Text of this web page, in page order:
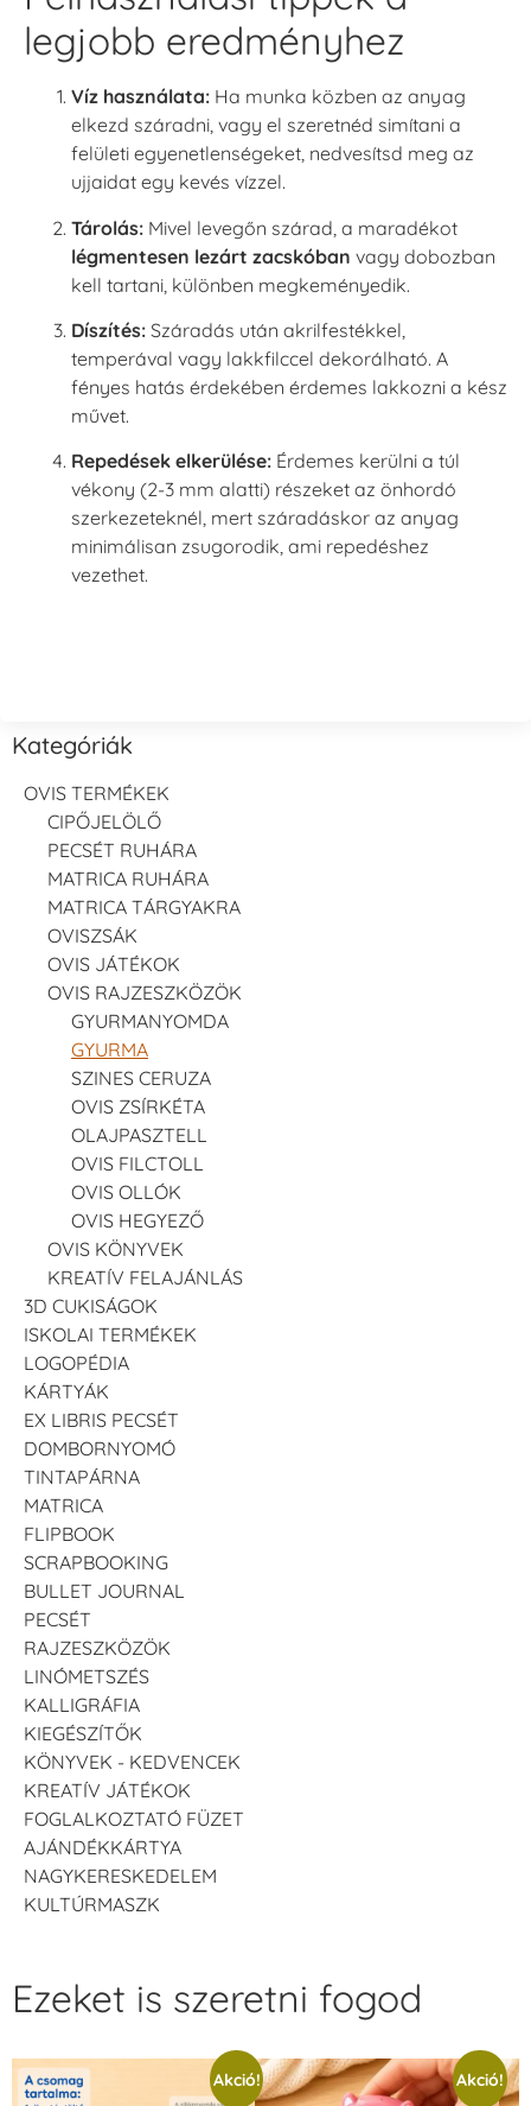
legjobb eredményhez
Víz használata: Ha munka közben az anyag
elkezd száradni, vagy el szeretnéd simítani a
felületi egyenetlenségeket, nedvesítsd meg az
ujjaidat egy kevés vízzel.
Tárolás: Mivel levegőn szárad, a maradékot
légmentesen lezárt zacskóban vagy dobozban
kell tartani, különben megkeményedik.
Díszítés: Száradás után akrilfestékkel,
temperával vagy lakkfilccel dekorálható. A
fényes hatás érdekében érdemes lakkozni a kész
művet.
Repedések elkerülése: Érdemes kerülni a túl
vékony (2-3 mm alatti) részeket az önhordó
szerkezeteknél, mert száradáskor az anyag
minimálisan zsugorodik, ami repedéshez
vezethet.
Kategóriák
OVIS TERMÉKEK
CIPŐJELÖLŐ
PECSÉT RUHÁRA
MATRICA RUHÁRA
MATRICA TÁRGYAKRA
OVISZSÁK
OVIS JÁTÉKOK
OVIS RAJZESZKÖZÖK
GYURMANYOMDA
GYURMA
SZINES CERUZA
OVIS ZSÍRKÉTA
OLAJPASZTELL
OVIS FILCTOLL
OVIS OLLÓK
OVIS HEGYEZŐ
OVIS KÖNYVEK
KREATÍV FELAJÁNLÁS
3D CUKISÁGOK
ISKOLAI TERMÉKEK
LOGOPÉDIA
KÁRTYÁK
EX LIBRIS PECSÉT
DOMBORNYOMÓ
TINTAPÁRNA
MATRICA
FLIPBOOK
SCRAPBOOKING
BULLET JOURNAL
PECSÉT
RAJZESZKÖZÖK
LINÓMETSZÉS
KALLIGRÁFIA
KIEGÉSZÍTŐK
KÖNYVEK - KEDVENCEK
KREATÍV JÁTÉKOK
FOGLALKOZTATÓ FÜZET
AJÁNDÉKKÁRTYA
NAGYKERESKEDELEM
KULTÚRMASZK
Ezeket is szeretni fogod
Akció! Akció!